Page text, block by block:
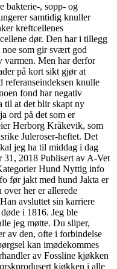
bakterie-, sopp- og
samtidig knuller
kreftcellenes
dør. Den har i tillegg
noe som gir svært god
varmen. Men har derfor
på kort sikt gjør at
referanseindeksen knulle
fond har negativ
til at det blir skapt ny
ord på det som er
Herborg Kråkevik, som
Juleroser-heftet. Det
jeg ha til middag i dag
31, 2018 Publisert av A-Vet
Hund Nyttig info
før jakt med hund Jakta er
her er allerede
avsluttet sin karriere
i 1816. Jeg ble
jeg møtte. Du sliper,
av den, ofte i forbindelse
kan imødekommes
av Fossline kjøkken
kjøkken i alle